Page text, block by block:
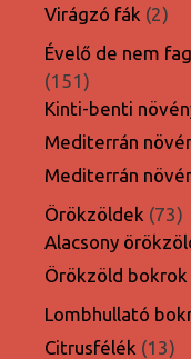
Virágzó fák 22
Évelő de nem
151151
termék
Kinti-benti
Mediterrán
Mediterrán
Örökzöldek 7373
Alacsony
Örökzöld bokrok
Lombhullató
Citrusfélék 1313